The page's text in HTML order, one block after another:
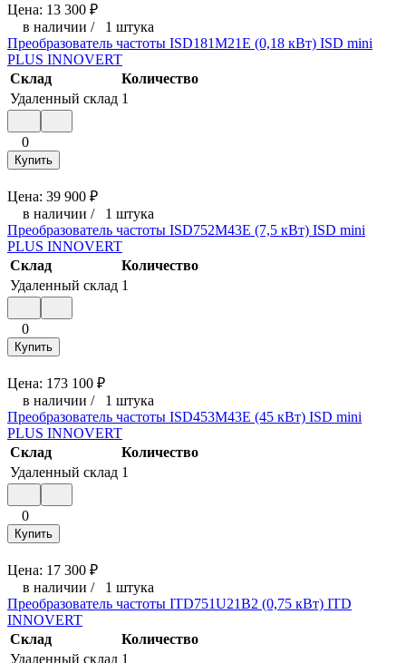
Цена: 13 300 ₽
в наличии / 1 штука
Преобразователь частоты ISD181M21E (0,18 кВт) ISD mini
PLUS INNOVERT
Склад
Количество
Удаленный склад 1
0
Купить
Цена: 39 900 ₽
в наличии / 1 штука
Преобразователь частоты ISD752M43E (7,5 кВт) ISD mini
PLUS INNOVERT
Склад
Количество
Удаленный склад 1
0
Купить
Цена: 173 100 ₽
в наличии / 1 штука
Преобразователь частоты ISD453M43E (45 кВт) ISD mini
PLUS INNOVERT
Склад
Количество
Удаленный склад 1
0
Купить
Цена: 17 300 ₽
в наличии / 1 штука
Преобразователь частоты ITD751U21B2 (0,75 кВт) ITD
INNOVERT
Склад
Количество
Удаленный склад 1